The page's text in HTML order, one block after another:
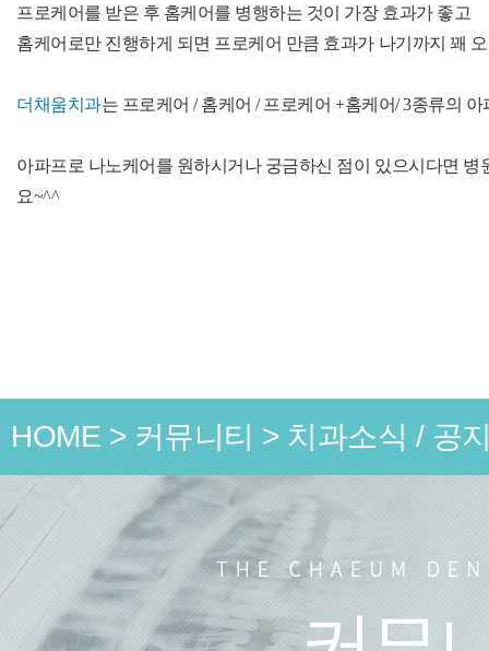
프로케어를 받은 후 홈케어를 병행하는 것이 가장 효과가 좋고
홈케어로만 진행하게 되면 프로케어 만큼 효과가 나기까지 꽤
더채움치과는 프로케어 /홈케어 / 프로케어 +홈케어/ 3종류의
아파프로 나노케어를 원하시거나 궁금하신 점이 있으시다면 병
요~^^
HOME > 커뮤니티 > 치과소식 / 공